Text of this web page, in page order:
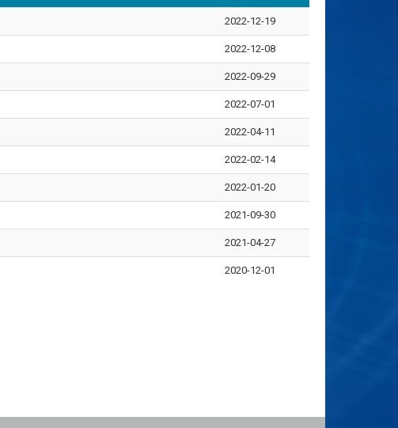
2022-12-19
2022-12-08
2022-09-29
2022-07-01
2022-04-11
2022-02-14
2022-01-20
2021-09-30
2021-04-27
2020-12-01